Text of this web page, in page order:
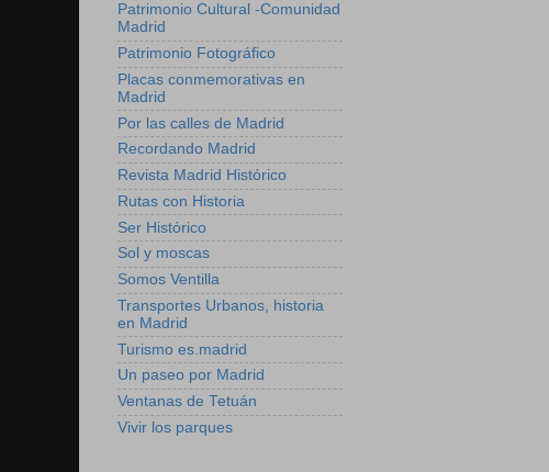
Patrimonio Cultural -Comunidad
Madrid
Patrimonio Fotográfico
Placas conmemorativas en
Madrid
Por las calles de Madrid
Recordando Madrid
Revista Madrid Histórico
Rutas con Historia
Ser Histórico
Sol y moscas
Somos Ventilla
Transportes Urbanos, historia
en Madrid
Turismo es.madrid
Un paseo por Madrid
Ventanas de Tetuán
Vivir los parques